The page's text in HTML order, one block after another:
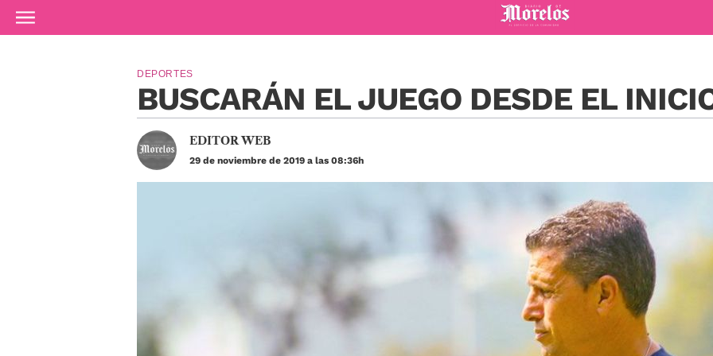
Ir al contenido principal
Diario de Morelos
BUSCARÁN EL JUEGO DESDE EL
DEPORTES
EDITOR WEB
29 de noviembre de 2019 a las 08:36h